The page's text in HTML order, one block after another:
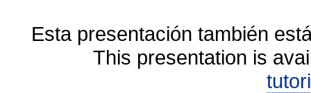
Esta presentación también
This presentation is